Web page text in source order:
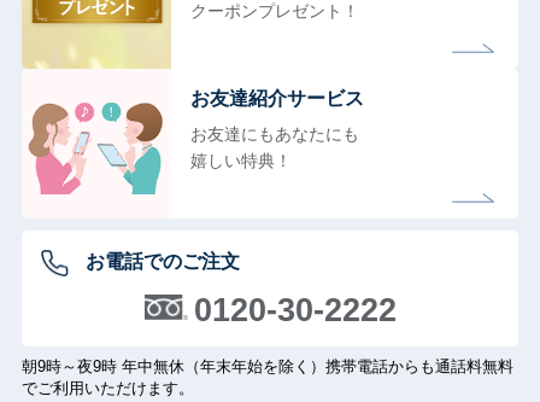
クーポンプレゼント！
お友達紹介サービス
お友達にもあなたにも
嬉しい特典！
お電話でのご注文
0120-30-2222
朝9時～夜9時 年中無休（年末年始を除く）携帯電話からも通話料無料
でご利用いただけます。